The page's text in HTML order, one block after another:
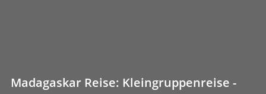
Madagaskar Reise: Kleingruppenreise -